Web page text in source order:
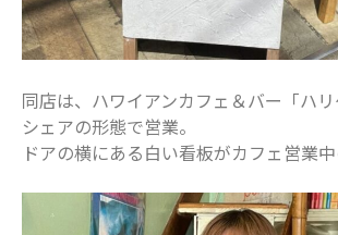
2025年11月
2025年7月
2025年4月
2025年2月
同店は、ハワイアンカフェ＆バー「ハ
シェアの形態で営業。
ドアの横にある白い看板がカフェ営業中